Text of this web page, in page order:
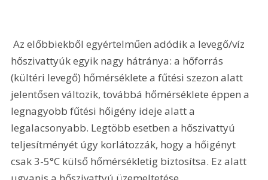
Az előbbiekből egyértelműen adódik a levegő/víz
hőszivattyúk egyik nagy hátránya: a hőforrás
(kültéri levegő) hőmérséklete a fűtési szezon alatt
jelentősen változik, továbbá hőmérséklete éppen a
legnagyobb fűtési hőigény ideje alatt a
legalacsonyabb. Legtöbb esetben a hőszivattyú
teljesítményét úgy korlátozzák, hogy a hőigényt
csak 3-5°C külső hőmérsékletig biztosítsa. Ez alatt